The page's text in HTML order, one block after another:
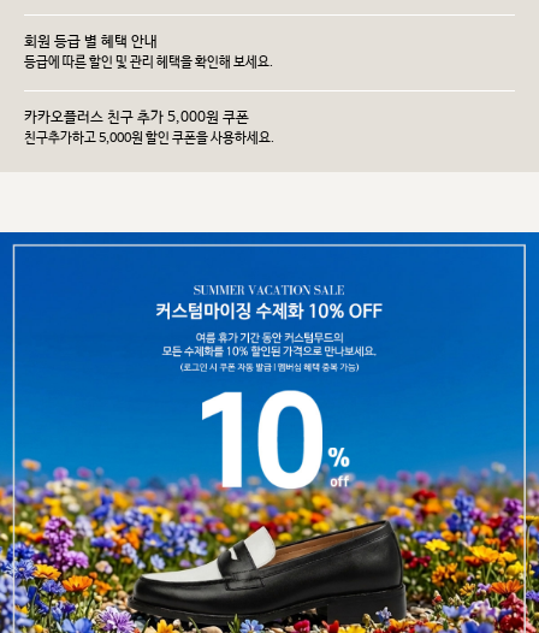
회원 등급 별 혜택 안내
등급에 따른 할인 및 관리 헤택을 확인해 보세요.
카카오플러스 친구 추가 5,000원 쿠폰
친구추가하고 5,000원 할인 쿠폰을 사용하세요.